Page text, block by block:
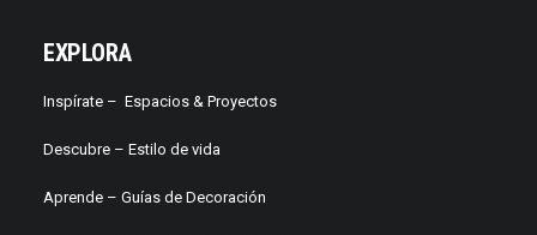
EXPLORA
Inspírate – Espacios & Proyectos
Descubre – Estilo de vida
Aprende – Guías de Decoración